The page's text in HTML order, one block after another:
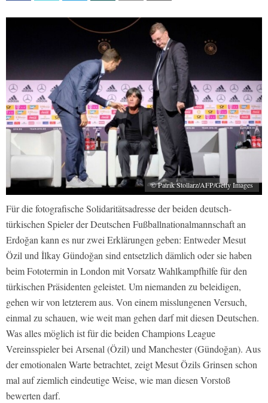
© Patrik Stollarz/AFP/Getty Images
Für die fotografische Solidaritätsadresse der beiden deutsch-
türkischen Spieler der Deutschen Fußballnationalmannschaft an
Erdoğan kann es nur zwei Erklärungen geben: Entweder Mesut
Özil und İlkay Gündoğan sind entsetzlich dämlich oder sie haben
beim Fototermin in London mit Vorsatz Wahlkampfhilfe für den
türkischen Präsidenten geleistet. Um niemanden zu beleidigen,
gehen wir von letzterem aus. Von einem misslungenen Versuch,
einmal zu schauen, wie weit man gehen darf mit diesen Deutschen.
Was alles möglich ist für die beiden Champions League
Vereinsspieler bei Arsenal (Özil) und Manchester (Gündoğan). Aus
der emotionalen Warte betrachtet, zeigt Mesut Özils Grinsen schon
mal auf ziemlich eindeutige Weise, wie man diesen Vorstoß
bewerten darf.